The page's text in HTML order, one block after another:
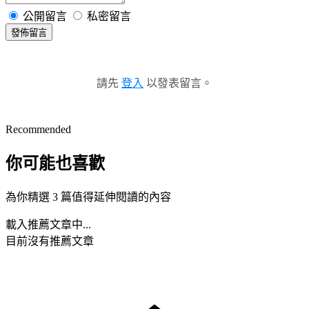
公開留言 私密留言
發佈留言
請先 登入 以發表留言。
Recommended
你可能也喜歡
為你精選 3 篇值得延伸閱讀的內容
載入推薦文章中...
目前沒有推薦文章